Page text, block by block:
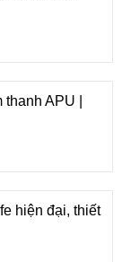
APU |
hiện đại, thiết